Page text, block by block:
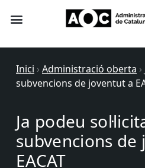
Inici › Administració oberta ›
subvencions de joventut a
Ja podeu
subvencions de
EACAT